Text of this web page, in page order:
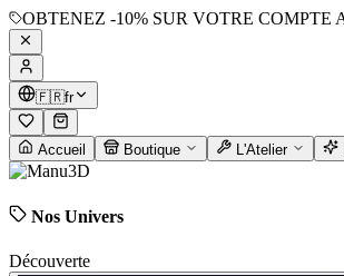
OBTENEZ -10% SUR VOTRE COMPTE
🇫🇷fr
Accueil Boutique L'Atelier
Nos Univers
Découverte